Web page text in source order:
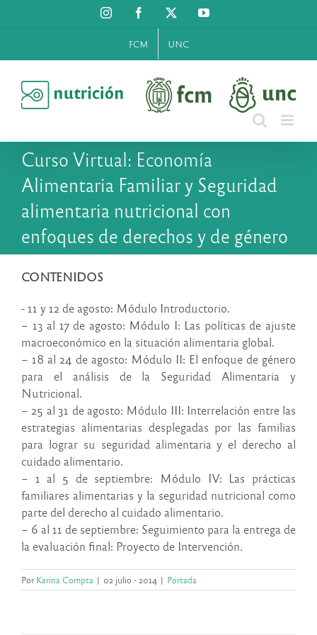
al
InstagramFacebook YouTube
FCM UNC
Curso Virtual: Economía
Alimentaria Familiar y Seguridad
alimentaria nutricional con
enfoques de derechos y de género
CONTENIDOS
​- 11 y 12 de agosto: Módulo Introductorio.
– 13 al 17 de agosto: Módulo I: Las políticas de ajuste
macroeconómico en la situación alimentaria global.​
– 18 al 24 de agosto: Módulo II: El enfoque de género
para el análisis de la Seguridad Alimentaria y
Nutricional.
– 25 al 31 de agosto: Módulo III: Interrelación entre las
estrategias alimentarias desplegadas por las familias
para lograr su seguridad alimentaria y el derecho al
cuidado alimentario.
– 1 al 5 de septiembre: Módulo IV: Las prácticas
familiares alimentarias y la seguridad nutricional como
parte del derecho al cuidado alimentario.
– 6 al 11 de septiembre: Seguimiento para la entrega de
la evaluación final: Proyecto de Intervención.
PorKarina Compta | 02 julio - 2014 | Portada